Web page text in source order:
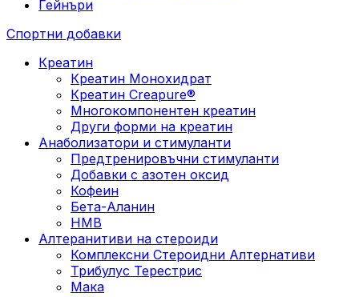
Гейнъри
Спортни добавки
Креатин
Креатин Монохидрат
Креатин Creapure®
Многокомпонентен креатин
Други форми на креатин
Анаболизатори и стимуланти
Предтренировъчни стимуланти
Добавки с азотен оксид
Кофеин
Бета-Аланин
HMB
Алтеранитиви на стероиди
Комплексни Стероидни Алтернативи
Трибулус Терестрис
Maка